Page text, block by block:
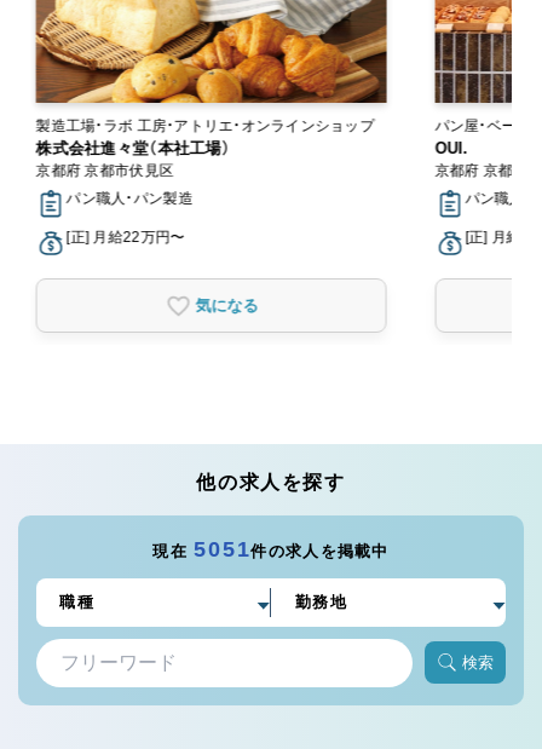
製造工場・ラボ 工房・アトリエ・オンラインショップ
株式会社進々堂（本社工場）
京都府 京都市伏見区
パン職人・パン製造
[正] 月給22万円〜
気になる
パン屋・ベーカリー 工房・アトリエ・オン
ップ
OUI.
京都府 京都市
パン職人・
[正] 月給
他の求人を探す
現在5051件の求人を掲載中
検索